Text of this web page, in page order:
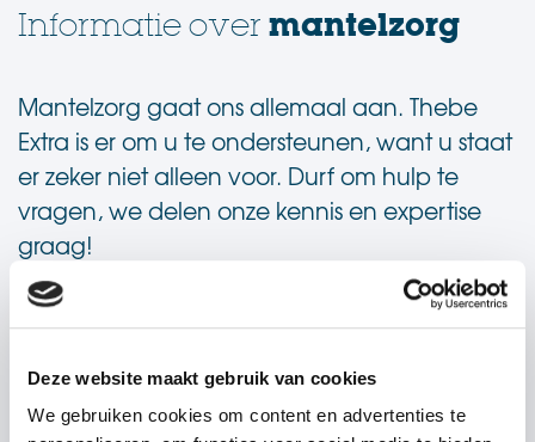
Deze website maakt gebruik van cookies
We gebruiken cookies om content en advertenties te
Informatie over mantelzorg
Mantelzorg gaat ons allemaal aan. Thebe
Extra is er om u te ondersteunen, want u staat
er zeker niet alleen voor. Durf om hulp te
vragen, we delen onze kennis en expertise
graag!